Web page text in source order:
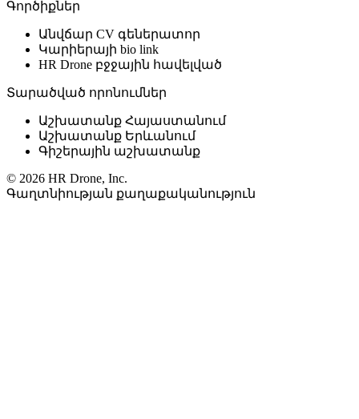
Գործիքներ
Անվճար CV գեներատոր
Կարիերայի bio link
HR Drone բջջային հավելված
Տարածված որոնումներ
Աշխատանք Հայաստանում
Աշխատանք Երևանում
Գիշերային աշխատանք
© 2026 HR Drone, Inc.
Գաղտնիության քաղաքականություն